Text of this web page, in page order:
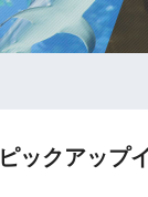
ピックアップ